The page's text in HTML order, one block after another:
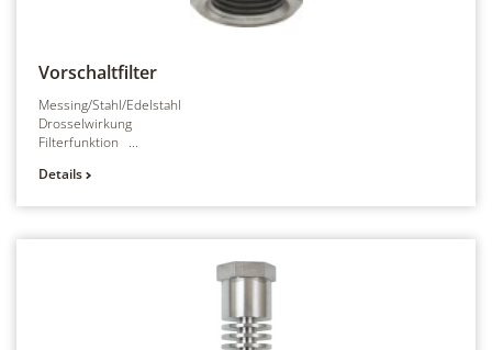
Vorschaltfilter
Messing/Stahl/Edelstahl
Drosselwirkung
Filterfunktion ...
Details